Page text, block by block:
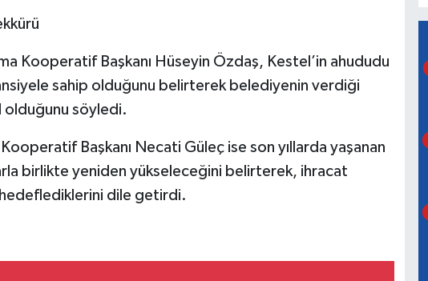
Kooperatif Başkanı Hüseyin Özdaş, Kestel’in ahududu
sahip olduğunu belirterek belediyenin verdiği
söyledi.
Kooperatif Başkanı Necati Güleç ise son yıllarda yaşanan
birlikte yeniden yükseleceğini belirterek, ihracat
hedeflediklerini dile getirdi.